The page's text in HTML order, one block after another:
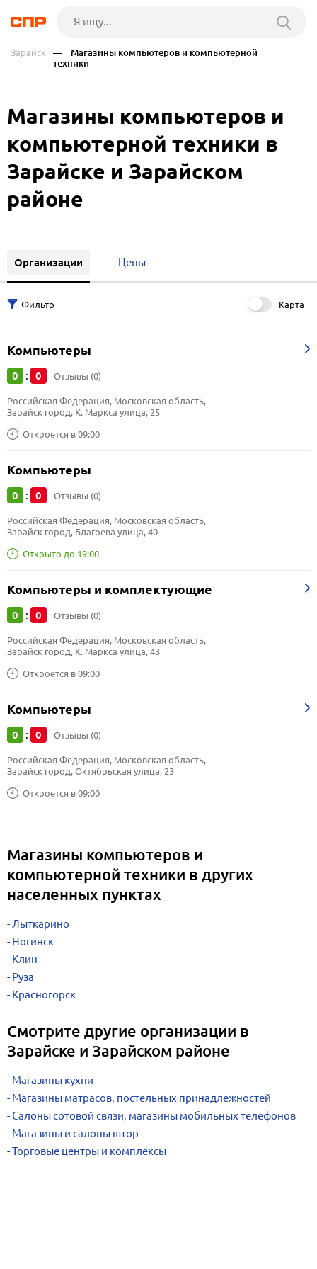
Зарайск
— Магазины компьютеров и компьютерной
техники
Магазины компьютеров и
компьютерной техники в
Зарайске и Зарайском
районе
Организации Цены
Карта
Компьютеры
0 : 0 Отзывы (0)
Откроется в 09:00
Российская Федерация, Московская область,
Зарайск город, К. Маркса улица, 25
Компьютеры
0 : 0 Отзывы (0)
Открыто до 19:00
Российская Федерация, Московская область,
Зарайск город, Благоева улица, 40
Компьютеры и комплектующие
0 : 0 Отзывы (0)
Откроется в 09:00
Российская Федерация, Московская область,
Зарайск город, К. Маркса улица, 43
Компьютеры
0 : 0 Отзывы (0)
Откроется в 09:00
Российская Федерация, Московская область,
Зарайск город, Октябрьская улица, 23
Магазины компьютеров и
компьютерной техники в других
населенных пунктах
Лыткарино
Ногинск
Клин
Руза
Красногорск
Смотрите другие организации в
Зарайске и Зарайском районе
Магазины кухни
Магазины матрасов, постельных принадлежностей
Салоны сотовой связи, магазины мобильных телефонов
Магазины и салоны штор
Торговые центры и комплексы